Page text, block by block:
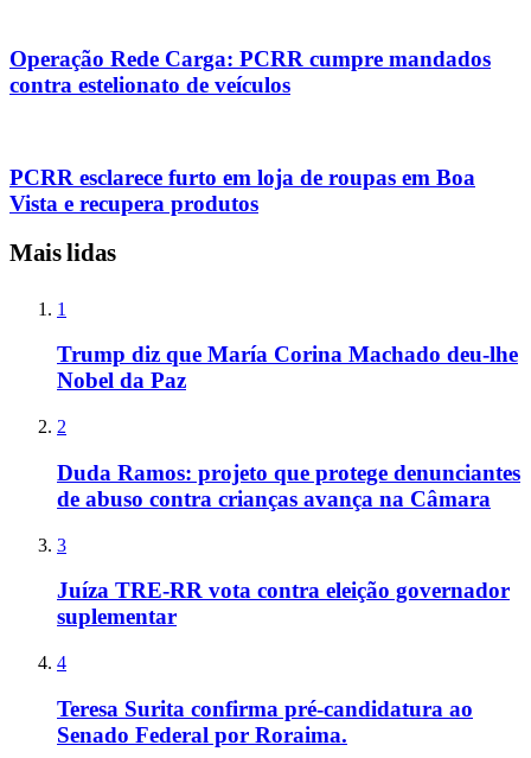
Operação Rede Carga: PCRR cumpre mandados
contra estelionato de veículos
PCRR esclarece furto em loja de roupas em Boa
Vista e recupera produtos
Mais lidas
1
Trump diz que María Corina Machado deu-lhe
Nobel da Paz
2
Duda Ramos: projeto que protege denunciantes
de abuso contra crianças avança na Câmara
3
Juíza TRE-RR vota contra eleição governador
suplementar
4
Teresa Surita confirma pré-candidatura ao
Senado Federal por Roraima.